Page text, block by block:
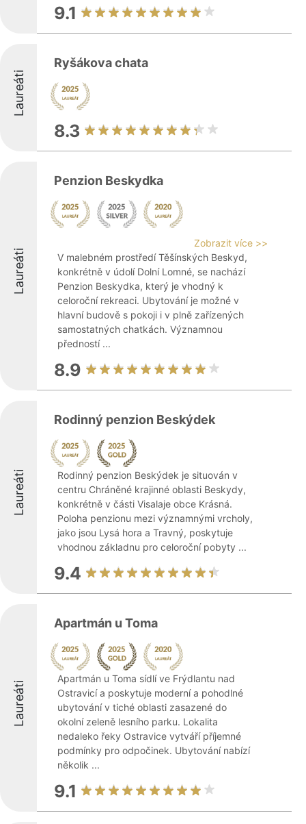
9.1
Laureáti
Ryšákova chata
8.3
Laureáti
Penzion Beskydka
Zobrazit více >>
V malebném prostředí Těšínských Beskyd,
konkrétně v údolí Dolní Lomné, se nachází
Penzion Beskydka, který je vhodný k
celoroční rekreaci. Ubytování je možné v
hlavní budově s pokoji i v plně zařízených
samostatných chatkách. Významnou
předností ...
8.9
Laureáti
Rodinný penzion Beskýdek
Rodinný penzion Beskýdek je situován v
centru Chráněné krajinné oblasti Beskydy,
konkrétně v části Visalaje obce Krásná.
Poloha penzionu mezi významnými vrcholy,
jako jsou Lysá hora a Travný, poskytuje
vhodnou základnu pro celoroční pobyty ...
9.4
Laureáti
Apartmán u Toma
Apartmán u Toma sídlí ve Frýdlantu nad
Ostravicí a poskytuje moderní a pohodlné
ubytování v tiché oblasti zasazené do
okolní zeleně lesního parku. Lokalita
nedaleko řeky Ostravice vytváří příjemné
podmínky pro odpočinek. Ubytování nabízí
několik ...
9.1